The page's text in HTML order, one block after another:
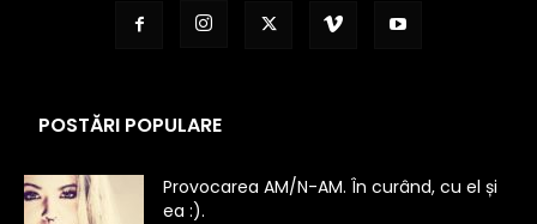
POSTĂRI POPULARE
Provocarea AM/N-AM. În curând, cu el și
ea :).